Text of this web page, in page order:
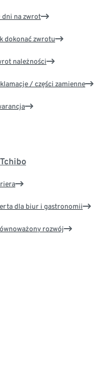
dni na zwrot
dokonać zwrotu
należności
/ części zamienne
dla biur i gastronomii
rozwój